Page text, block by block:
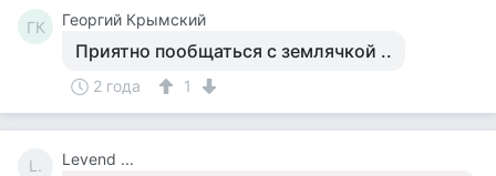
ГК Георгий Крымский
Приятно пообщаться с землячкой ..
2 года 1
L. Levend ...